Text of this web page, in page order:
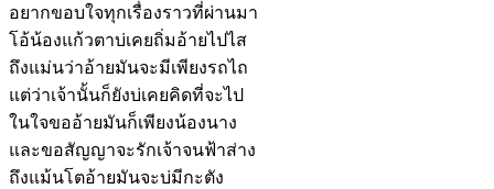
อยากขอบใจทุกเรื่องราวที่ผ่านมา
โอ้น้องแก้วตาบ่เคยถิ่มอ้ายไปไส
ถึงแม่นว่าอ้ายมันจะมีเพียงรถไถ
แต่ว่าเจ้านั้นก็ยังบ่เคยคิดที่จะไป
ในใจขออ้ายมันก็เพียงน้องนาง
และขอสัญญาจะรักเจ้าจนฟ้าส่าง
ถึงแม้นโตอ้ายมันจะบ่มีกะตัง